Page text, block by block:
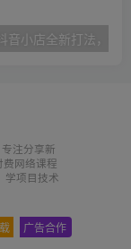
注分享新
网络课程
学项目技术
广告合作